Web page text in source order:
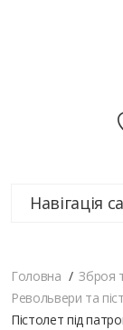
Навігація
Головна Зброя
Револьвери та
Пістолет під